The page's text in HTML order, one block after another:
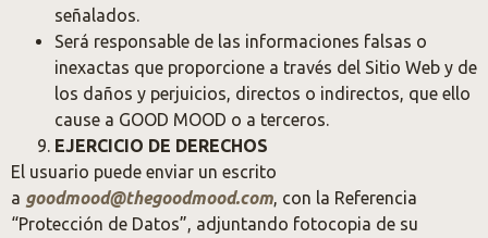
señalados.
Será responsable de las informaciones falsas o
inexactas que proporcione a través del Sitio Web y de
los daños y perjuicios, directos o indirectos, que ello
cause a GOOD MOOD o a terceros.
EJERCICIO DE DERECHOS
El usuario puede enviar un escrito
a goodmood@thegoodmood.com, con la Referencia
“Protección de Datos”, adjuntando fotocopia de su